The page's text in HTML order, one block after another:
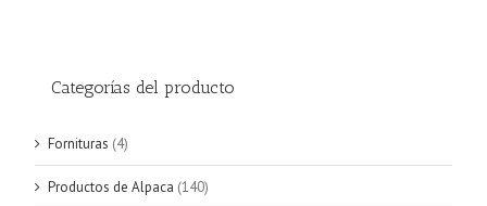
Categorías del producto
Fornituras (4)
Productos de Alpaca (140)